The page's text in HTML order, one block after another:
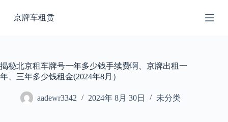
过
京牌车租赁
揭秘北京租车牌号一年多少钱手续费啊、京牌出租一
年、三年多少钱租金(2024年8月）
aadewr3342 2024年 8月 30日 未分类